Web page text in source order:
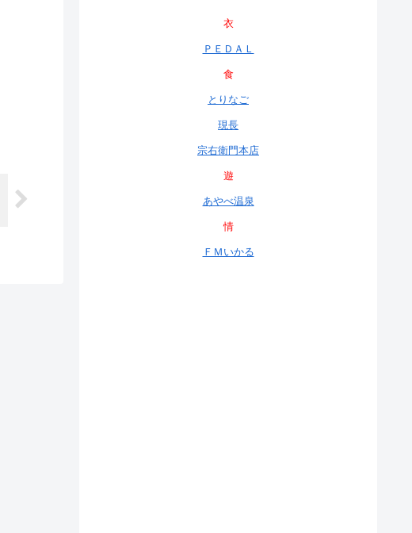
衣
ＰＥＤＡＬ
食
とりなご
現長
宗右衛門本店
遊
あやべ温泉
情
ＦＭいかる